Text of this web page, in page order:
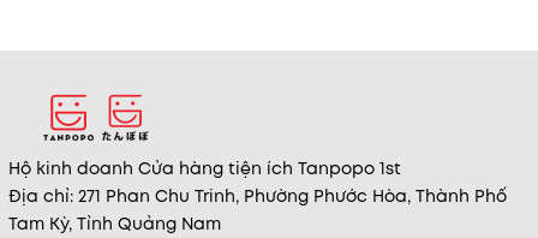
Hộ kinh doanh Cửa hàng tiện ích Tanpopo 1st
Địa chỉ: 271 Phan Chu Trinh, Phường Phước Hòa, Thành Phố
Tam Kỳ, Tỉnh Quảng Nam